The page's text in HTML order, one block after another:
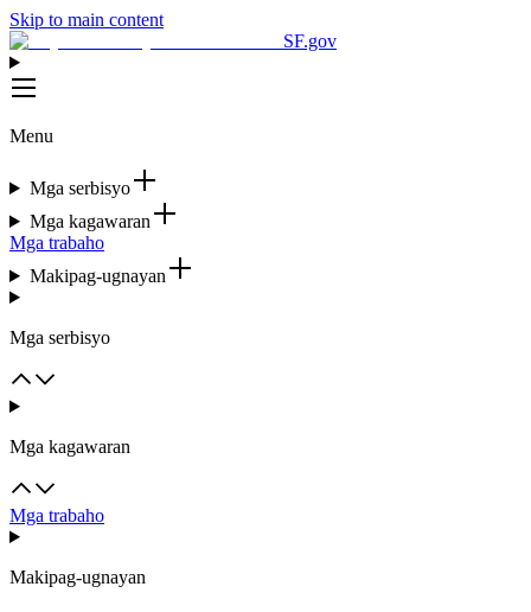
Skip to main content
SF.gov
Menu
Mga serbisyo
Mga kagawaran
Mga trabaho
Makipag-ugnayan
Mga serbisyo
Mga kagawaran
Mga trabaho
Makipag-ugnayan